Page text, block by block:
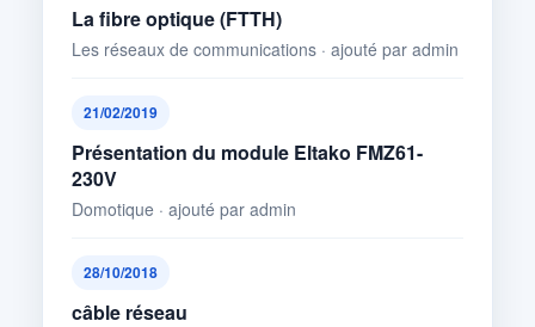
La fibre optique (FTTH)
Les réseaux de communications · ajouté par admin
21/02/2019
Présentation du module Eltako FMZ61-
230V
Domotique · ajouté par admin
28/10/2018
câble réseau